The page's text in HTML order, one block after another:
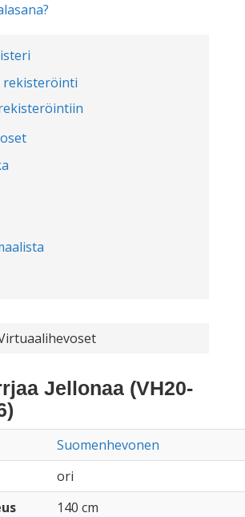
rekisteröinti
Jellonaa (VH20-
Suomenhevonen
ori
140 cm